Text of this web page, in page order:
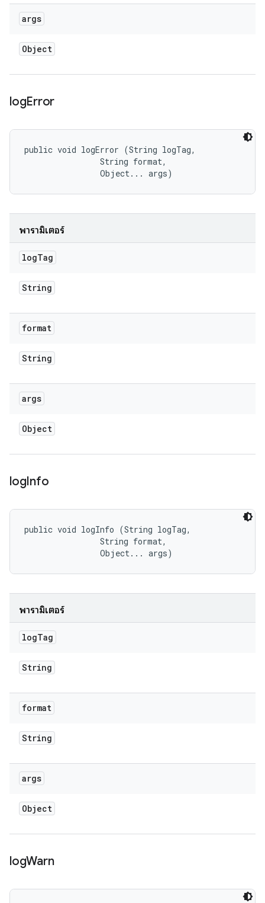
args
Object
logError
public void logError (String logTag,
                String format,
                Object... args)
พารามิเตอร์
logTag
String
format
String
args
Object
logInfo
public void logInfo (String logTag,
                String format,
                Object... args)
พารามิเตอร์
logTag
String
format
String
args
Object
logWarn